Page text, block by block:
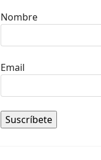
Nombre
Email